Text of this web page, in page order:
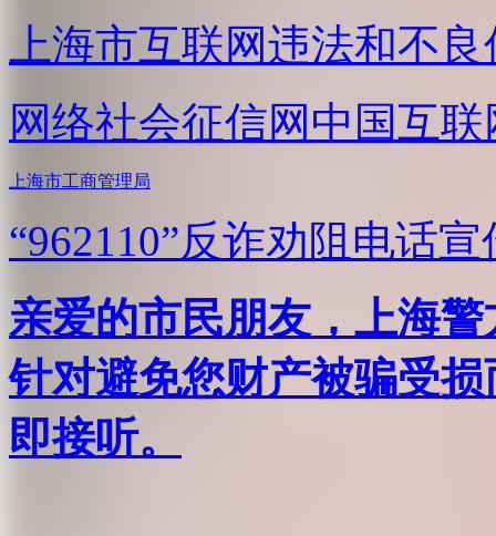
上海市互联网违法和不
网络社会征信网 中国互
上海市工商管理局
“962110”反诈劝阻电话宣
亲爱的市民朋友，上海
针对避免您财产被骗受
即接听。